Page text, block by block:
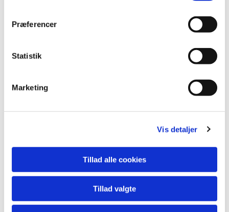
Præferencer
Statistik
Marketing
Vis detaljer
Tillad alle cookies
Tillad valgte
Du vil måske også kunne